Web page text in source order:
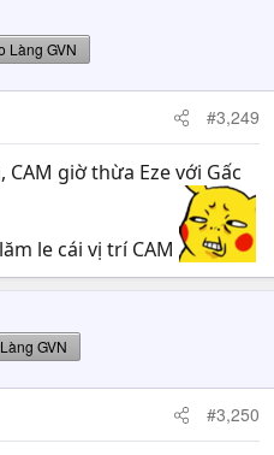
Làng GVN
#3,249
giờ thừa Eze với Gấc
le cái vị trí CAM
GVN
#3,250